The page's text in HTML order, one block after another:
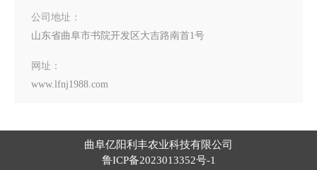
公司地址：
山东省曲阜市书院开发区大吉路南首1号
网址：
www.lfnj1988.com
曲阜亿阳利丰农业科技有限公司
鲁ICP备2023013352号-1